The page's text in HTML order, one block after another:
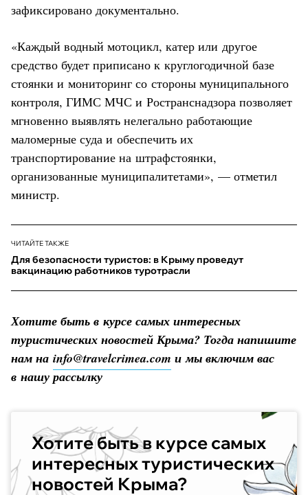
зафиксировано документально.
«Каждый водный мотоцикл, катер или другое
средство будет приписано к круглогодичной базе
стоянки и мониторинг со стороны муниципального
контроля, ГИМС МЧС и Ространснадзора позволяет
мгновенно выявлять нелегально работающие
маломерные суда и обеспечить их
транспортирование на штрафстоянки,
организованные муниципалитетами», — отметил
министр.
ЧИТАЙТЕ ТАКЖЕ
Для безопасности туристов: в Крыму проведут
вакцинацию работников туротрасли
Хотите быть в курсе самых интересных
туристических новостей Крыма? Тогда напишите
нам на info@travelcrimea.com и мы включим вас
в нашу рассылку
Хотите быть в курсе самых
интересных туристических
новостей Крыма?